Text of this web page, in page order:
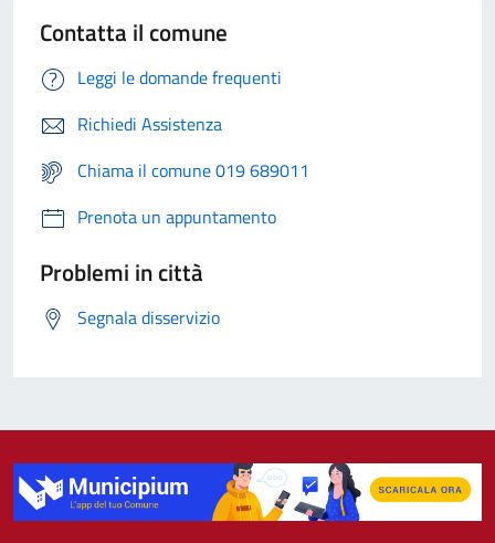
Contatta il comune
Leggi le domande frequenti
Richiedi Assistenza
Chiama il comune 019 689011
Prenota un appuntamento
Problemi in città
Segnala disservizio